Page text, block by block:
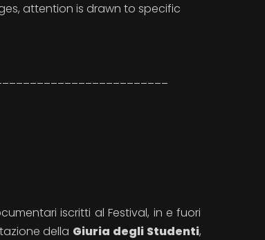
attention is drawn to specific
iscritti al Festival, in e fuori
della Giuria degli Studenti,